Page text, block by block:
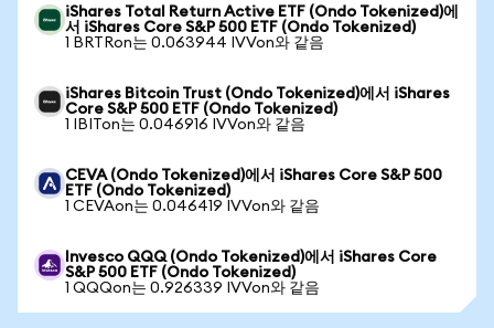
iShares Total Return Active ETF (Ondo Tokenized)에
서 iShares Core S&P 500 ETF (Ondo Tokenized)
1 BRTRon는 0.063944 IVVon와 같음
iShares Bitcoin Trust (Ondo Tokenized)에서 iShares
Core S&P 500 ETF (Ondo Tokenized)
1 IBITon는 0.046916 IVVon와 같음
CEVA (Ondo Tokenized)에서 iShares Core S&P 500
ETF (Ondo Tokenized)
1 CEVAon는 0.046419 IVVon와 같음
Invesco QQQ (Ondo Tokenized)에서 iShares Core
S&P 500 ETF (Ondo Tokenized)
1 QQQon는 0.926339 IVVon와 같음